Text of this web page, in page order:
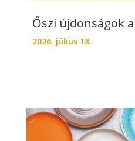
Őszi újdonságok
2026. július 18.